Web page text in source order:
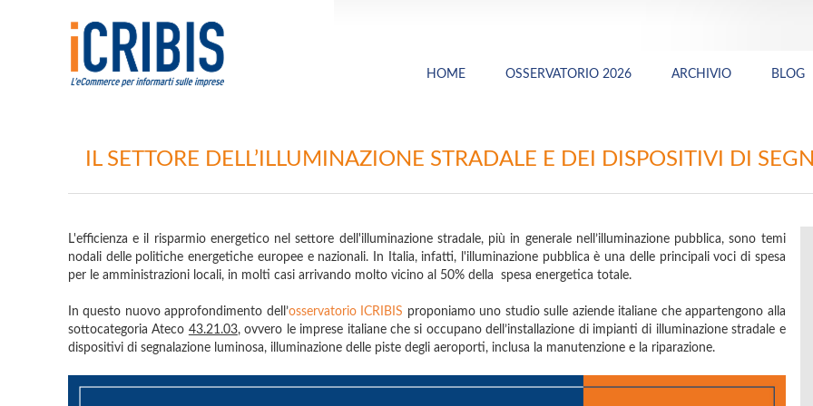
HOME OSSERVATORIO 2026 ARCHIVIO BLOG
IL SETTORE DELL’ILLUMINAZIONE STRADALE E DEI DISPOSITIVI DI
L'efficienza e il risparmio energetico nel settore dell'illuminazione stradale, più in generale nell’illuminazione pubblica, sono temi
nodali delle politiche energetiche europee e nazionali. In Italia, infatti, l'illuminazione pubblica è una delle principali voci di spesa
per le amministrazioni locali, in molti casi arrivando molto vicino al 50% della spesa energetica totale.
In questo nuovo approfondimento dell’osservatorio ICRIBIS proponiamo uno studio sulle aziende italiane che appartengono alla
sottocategoria Ateco 43.21.03, ovvero le imprese italiane che si occupano dell’installazione di impianti di illuminazione stradale e
dispositivi di segnalazione luminosa, illuminazione delle piste degli aeroporti, inclusa la manutenzione e la riparazione.